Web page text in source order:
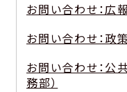
お問い合わせ：広
お問い合わせ：政
お問い合わせ：公
務部）